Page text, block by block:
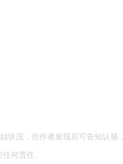
状况，但作者发现后可告知认领，
何责任。